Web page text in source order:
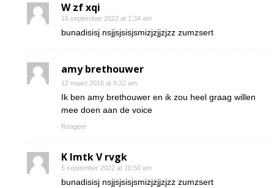
W zf xqi
16 september 2022 at 1:34 am
bunadisisj nsjjsjsisjsmizjzjjzjzz zumzsert
amy brethouwer
12 maart 2016 at 9:22 am
Ik ben amy brethouwer en ik zou heel graag willen
mee doen aan de voice
Reageer
K Imtk V rvgk
5 september 2022 at 10:50 am
bunadisisj nsjjsjsisjsmizjzjjzjzz zumzsert